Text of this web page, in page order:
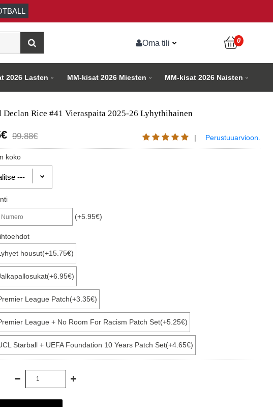
Oma tili 0
2026 Lasten MM-kisat 2026 Miesten MM-kisat 2026 Naisten
Declan Rice #41 Vieraspaita 2025-26 Lyhythihainen
99.88€ | Perustuuarvioon.
koko
(+5.95€)
housut(+15.75€)
League Patch(+3.35€)
League + No Room For Racism Patch Set(+5.25€)
Starball + UEFA Foundation 10 Years Patch Set(+4.65€)